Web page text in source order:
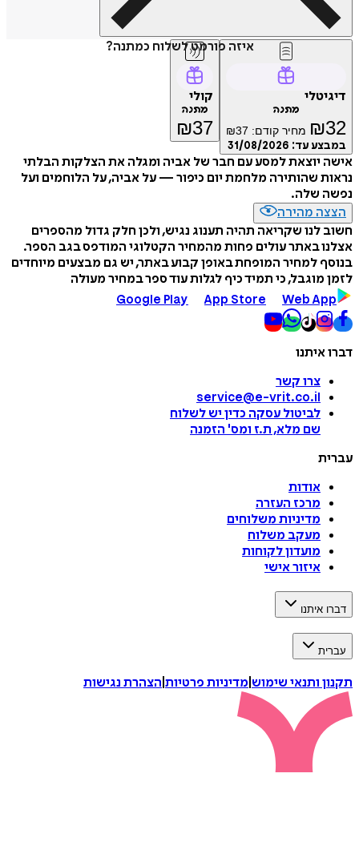
איזה פורמט לשלוח כמתנה?
דיגיטלי
מתנה
₪32 מחיר קודם: ₪37
במבצע עד: 31/08/2026
קולי
מתנה
₪37
אישה יוצאת למסע עם חבר של אביה ומגלה את הצלקות הבלתי
נראות שהותירה מלחמת יום כיפור — על אביה, על הלוחמים ועל
נפשה שלה.
הצצה מהירה
חשוב לנו שקריאה תהיה תענוג נגיש, ולכן חלק גדול מהספרים
אצלנו באתר עולים פחות מהמחיר הקטלוגי המודפס בגב הספר.
בנוסף למחיר המופחת באופן קבוע באתר, יש גם מבצעים מיוחדים
לזמן מוגבל, כי תמיד כיף לגלות עוד ספר במחיר מעולה
Google Play
App Store Web App
דברו איתנו
צרו קשר
service@e-vrit.co.il
לביטול עסקה כדין יש לשלוח
שם מלא, ת.ז ומס' הזמנה
עברית
אודות
מרכז העזרה
מדיניות משלוחים
מעקב משלוח
מועדון לקוחות
איזור אישי
דברו איתנו
עברית
תקנון ותנאי שימוש מדיניות פרטיות הצהרת נגישות